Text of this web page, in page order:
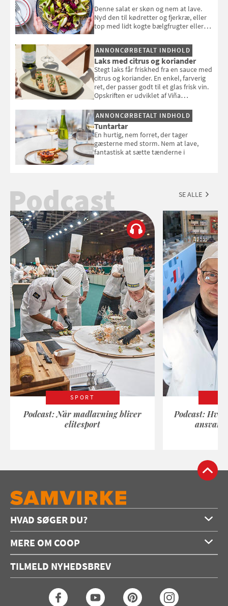
Denne salat er skøn og nem at lave.
Nyd den til kødretter og fjerkræ, eller
top med lidt kogte bælgfrugter eller
selvstændigt måltid. Opskriften er fra
Louisa Lorangs kogebog "Salat".
ANNONCØRBETALT INDHOLD
Laks med citrus og koriander
Stegt laks får friskhed fra en sauce med
citrus og koriander. En enkel, farverig
ret, der passer godt til et glas frisk vin.
Opskriften er udviklet af Viña
ANNONCØRBETALT INDHOLD
Tuntartar
En hurtig, nem forret, der tager
gæsterne med storm. Nem at lave,
fantastisk at sætte tænderne i
Podcast SE ALLE
SPORT
Podcast: Når madlavning bliver
elitesport
Podcast:
HVAD SØGER DU?
Forside
Opskrifter
Konkurrencer
MERE OM COOP
Annoncering
Coop medlem
TILMELD NYHEDSBREV